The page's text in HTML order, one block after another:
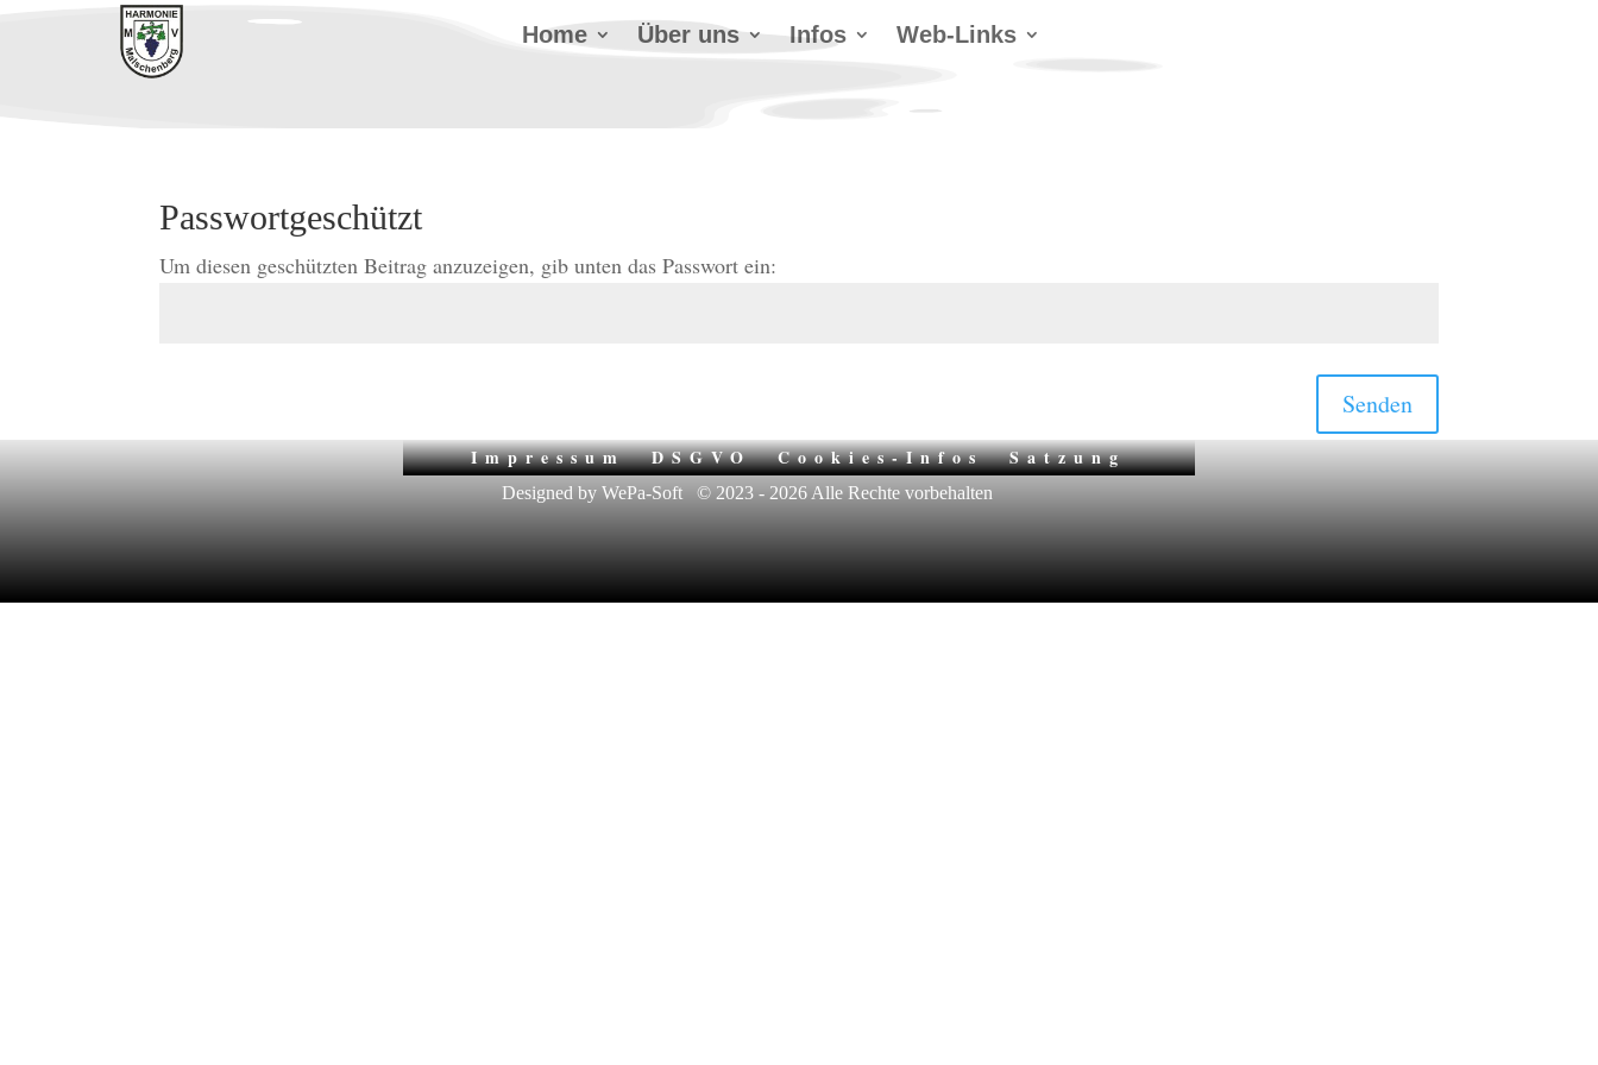
Home Über uns Infos Web-Links
Passwortgeschützt
Um diesen geschützten Beitrag anzuzeigen, gib unten das Passwort ein:
Senden
Impressum DSGVO Cookies-Infos Satzung
Designed by WePa-Soft © 2023 - 2026 Alle Rechte vorbehalten